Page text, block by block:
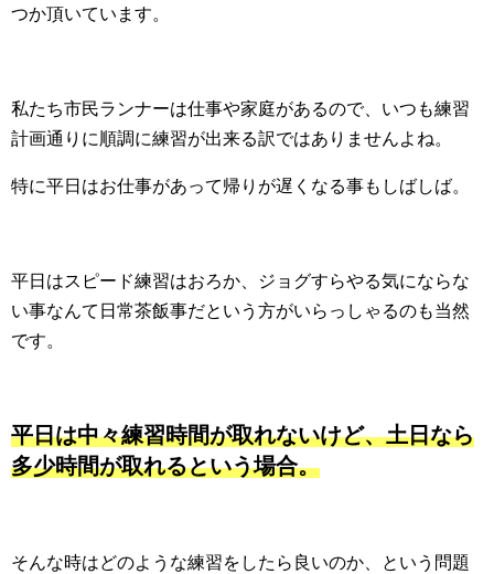
つか頂いています。
私たち市民ランナーは仕事や家庭があるので、いつも練習
計画通りに順調に練習が出来る訳ではありませんよね。
特に平日はお仕事があって帰りが遅くなる事もしばしば。
平日はスピード練習はおろか、ジョグすらやる気にならな
い事なんて日常茶飯事だという方がいらっしゃるのも当然
です。
平日は中々練習時間が取れないけど、土日なら
多少時間が取れるという場合。
そんな時はどのような練習をしたら良いのか、という問題